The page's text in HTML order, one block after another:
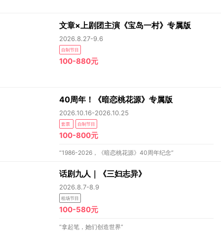
文章×上剧团主演《宝岛一村》专属版
2026.8.27-9.6
自制节目
100-880元
40周年！《暗恋桃花源》专属版
2026.10.16-2026.10.25
套票 自制节目
100-800元
“1986-2026，《暗恋桃花源》40周年纪念”
话剧九人｜《三妇志异》
2026.8.7-8.9
租场节目
100-580元
“拿起笔，她们创造世界”